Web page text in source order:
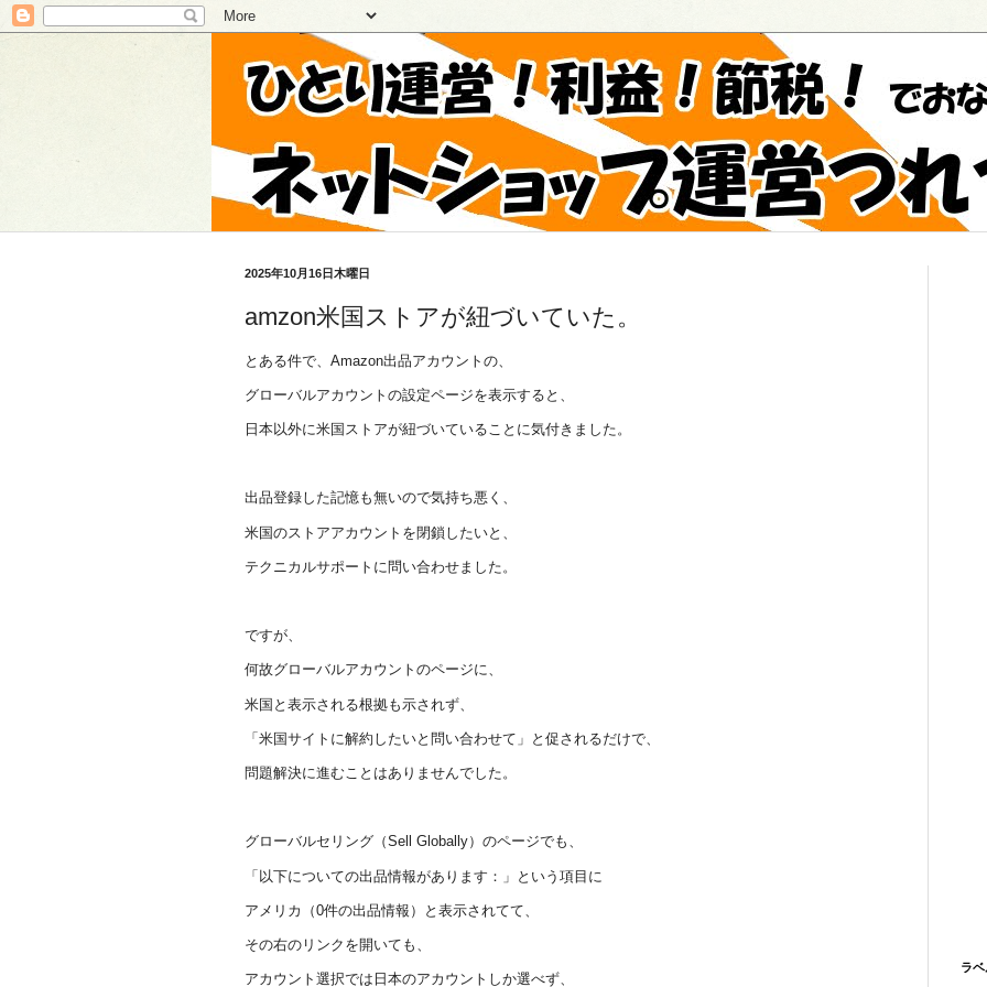
2025年10月16日木曜日
amzon米国ストアが紐づいていた。
とある件で、Amazon出品アカウントの、
グローバルアカウントの設定ページを表示すると、
日本以外に米国ストアが紐づいていることに気付きました。
出品登録した記憶も無いので気持ち悪く、
米国のストアアカウントを閉鎖したいと、
テクニカルサポートに問い合わせました。
ですが、
何故グローバルアカウントのページに、
米国と表示される根拠も示されず、
「米国サイトに解約したいと問い合わせて」と促されるだけで、
問題解決に進むことはありませんでした。
グローバルセリング（Sell Globally）のページでも、
「以下についての出品情報があります：」という項目に
アメリカ（0件の出品情報）と表示されてて、
その右のリンクを開いても、
アカウント選択では日本のアカウントしか選べず、
ラベ